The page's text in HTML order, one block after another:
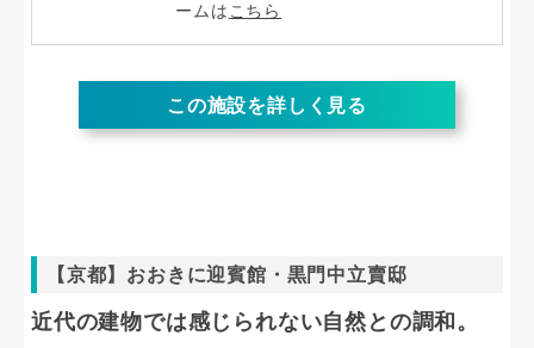
ームは こちら
この施設を詳しく見る
【京都】おおきに迎賓館・黒門中立賣邸
近代の建物では感じられない自然との調和。